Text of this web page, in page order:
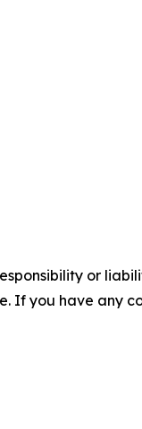
or
If you have any